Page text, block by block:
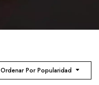
Ordenar Por Popularidad